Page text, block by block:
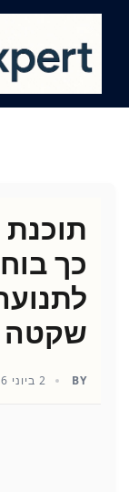
content
כך
שקטה
BY 2 ביוני 2026